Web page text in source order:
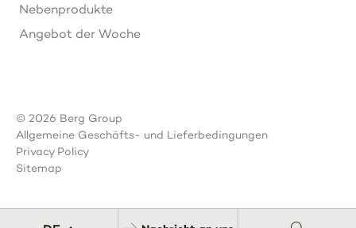
Nebenprodukte
Angebot der Woche
© 2026 Berg Group
Allgemeine Geschäfts- und Lieferbedingungen
Privacy Policy
Sitemap